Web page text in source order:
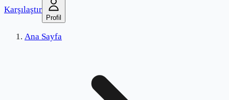
Karşılaştır
Profil
Ana Sayfa